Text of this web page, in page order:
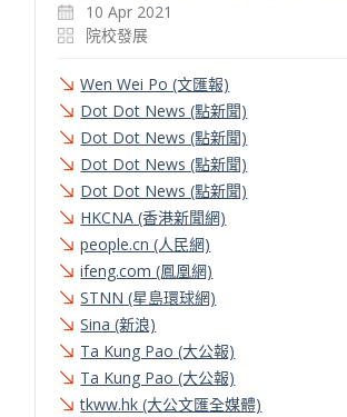
10 Apr 2021
院校發展
Wen Wei Po (文匯報)
Dot Dot News (點新聞)
Dot Dot News (點新聞)
Dot Dot News (點新聞)
Dot Dot News (點新聞)
HKCNA (香港新聞網)
people.cn (人民網)
ifeng.com (鳳凰網)
STNN (星島環球網)
Sina (新浪)
Ta Kung Pao (大公報)
Ta Kung Pao (大公報)
tkww.hk (大公文匯全媒體)